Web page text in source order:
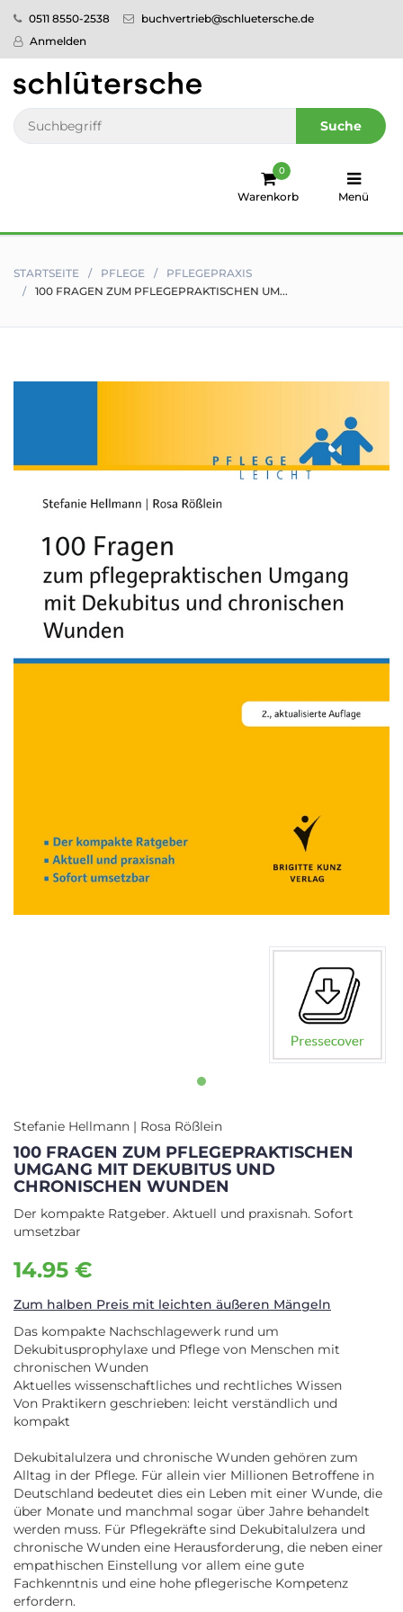
0511 8550-2538
buchvertrieb@schluetersche.de
Anmelden
Suche
Warenkorb
0
Menü
Pflege
Veterinär­
medizin
humboldt
Sale!
STARTSEITE PFLEGE
PFLEGEPRAXIS
100 FRAGEN ZUM PFLEGEPRAKTISCHEN UM...
Stefanie Hellmann | Rosa Rößlein
100 FRAGEN ZUM PFLEGEPRAKTISCHEN
UMGANG MIT DEKUBITUS UND
CHRONISCHEN WUNDEN
Der kompakte Ratgeber. Aktuell und praxisnah. Sofort
umsetzbar
14.95 €
Zum halben Preis mit leichten äußeren Mängeln
Das kompakte Nachschlagewerk rund um
Dekubitusprophylaxe und Pflege von Menschen mit
chronischen Wunden
Aktuelles wissenschaftliches und rechtliches Wissen
Von Praktikern geschrieben: leicht verständlich und
kompakt
Dekubitalulzera und chronische Wunden gehören zum
Alltag in der Pflege. Für allein vier Millionen Betroffene in
Deutschland bedeutet dies ein Leben mit einer Wunde, die
über Monate und manchmal sogar über Jahre behandelt
werden muss. Für Pflegekräfte sind Dekubitalulzera und
chronische Wunden eine Herausforderung, die neben einer
empathischen Einstellung vor allem eine gute
Fachkenntnis und eine hohe pflegerische Kompetenz
erfordern.